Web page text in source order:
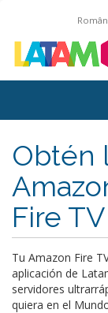
Obtén
Fire TV
Tu Amazon Fire
aplicación de
servidores
quiera en el